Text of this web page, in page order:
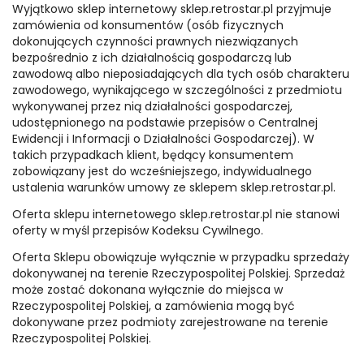
Wyjątkowo sklep internetowy sklep.retrostar.pl przyjmuje
zamówienia od konsumentów (osób fizycznych
dokonujących czynności prawnych niezwiązanych
bezpośrednio z ich działalnością gospodarczą lub
zawodową albo nieposiadających dla tych osób charakteru
zawodowego, wynikającego w szczególności z przedmiotu
wykonywanej przez nią działalności gospodarczej,
udostępnionego na podstawie przepisów o Centralnej
Ewidencji i Informacji o Działalności Gospodarczej). W
takich przypadkach klient, będący konsumentem
zobowiązany jest do wcześniejszego, indywidualnego
ustalenia warunków umowy ze sklepem sklep.retrostar.pl.
Oferta sklepu internetowego sklep.retrostar.pl nie stanowi
oferty w myśl przepisów Kodeksu Cywilnego.
Oferta Sklepu obowiązuje wyłącznie w przypadku sprzedaży
dokonywanej na terenie Rzeczypospolitej Polskiej. Sprzedaż
może zostać dokonana wyłącznie do miejsca w
Rzeczypospolitej Polskiej, a zamówienia mogą być
dokonywane przez podmioty zarejestrowane na terenie
Rzeczypospolitej Polskiej.